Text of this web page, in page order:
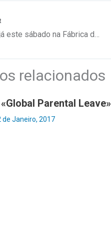
Para provar já este sábado na Fábrica da MUSA
relacionados
Parental Leave»
de Janeiro, 2017